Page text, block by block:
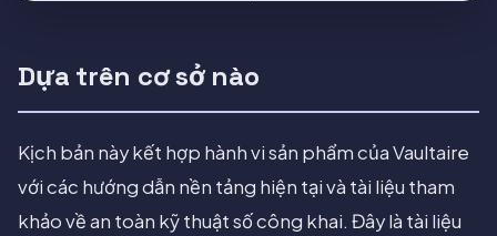
Dựa trên cơ sở nào
Kịch bản này kết hợp hành vi sản phẩm của Vaultaire
với các hướng dẫn nền tảng hiện tại và tài liệu tham
khảo về an toàn kỹ thuật số công khai. Đây là tài liệu